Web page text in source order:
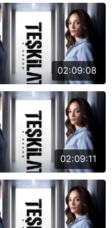
02:09:08
02:09:11